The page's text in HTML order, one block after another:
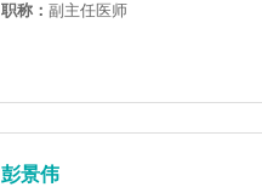
职称： 副主任医师
彭景伟